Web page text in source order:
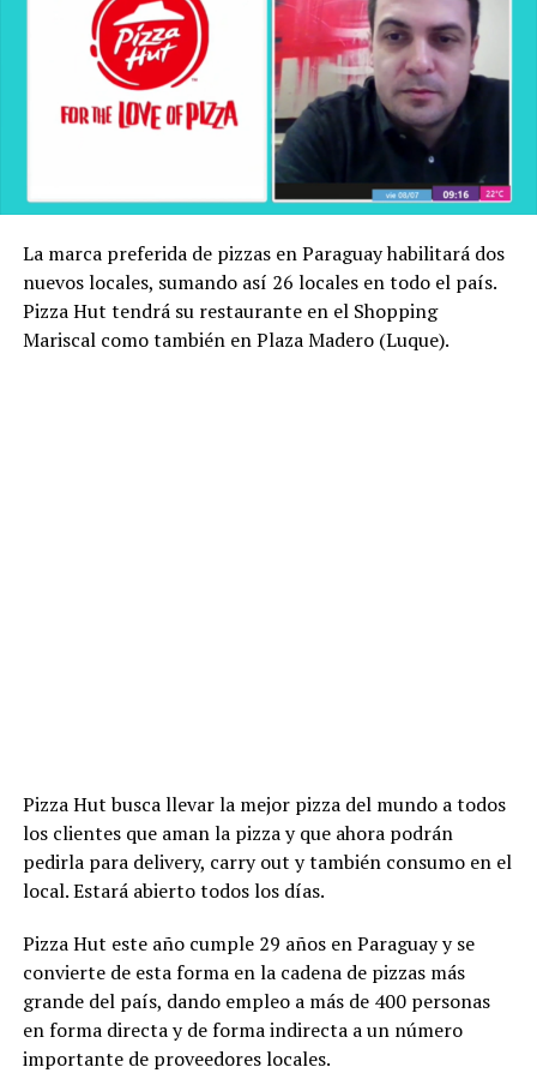
La marca preferida de pizzas en Paraguay habilitará dos
nuevos locales, sumando así 26 locales en todo el país.
Pizza Hut tendrá su restaurante en el Shopping
Mariscal como también en Plaza Madero (Luque).
Pizza Hut busca llevar la mejor pizza del mundo a todos
los clientes que aman la pizza y que ahora podrán
pedirla para delivery, carry out y también consumo en el
local. Estará abierto todos los días.
Pizza Hut este año cumple 29 años en Paraguay y se
convierte de esta forma en la cadena de pizzas más
grande del país, dando empleo a más de 400 personas
en forma directa y de forma indirecta a un número
importante de proveedores locales.